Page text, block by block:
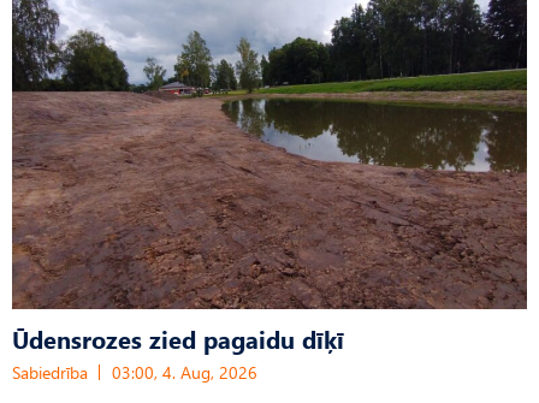
Ūdensrozes zied pagaidu dīķī
Sabiedrība 03:00, 4. Aug, 2026